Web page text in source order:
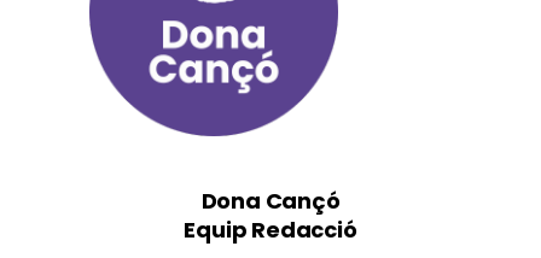
Dona Cançó
Equip Redacció